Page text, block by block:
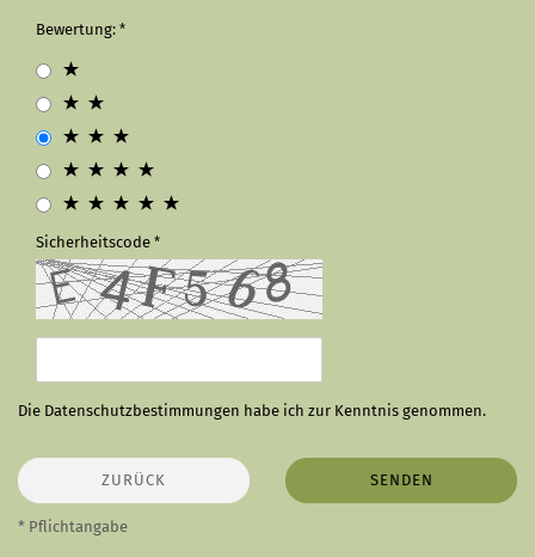
Bewertung:
Sicherheitscode
Die Datenschutzbestimmungen habe ich zur Kenntnis genommen.
ZURÜCK SENDEN
* Pflichtangabe